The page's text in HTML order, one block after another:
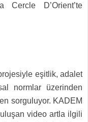
Cercle D’Orient’te
eşitlik, adalet
normlar üzerinden
sorguluyor. KADEM
video artla ilgili